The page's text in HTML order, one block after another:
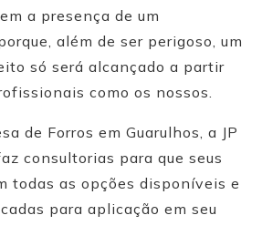
a presença de um
além de ser perigoso, um
só será alcançado a partir
como os nossos.
de Forros em Guarulhos, a JP
consultorias para que seus
todas as opções disponíveis e
para aplicação em seu